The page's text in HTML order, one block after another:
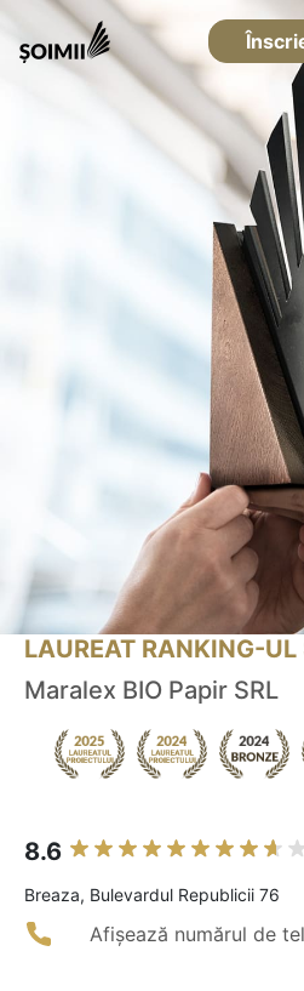
LAUREAT RANKING-UL
Maralex BIO Papir SRL
8.6
Breaza, Bulevardul Republicii 76
Afișează numărul de